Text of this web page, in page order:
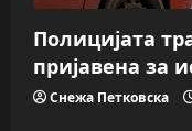
Полицијата
пријавена за
Снежа Петковска